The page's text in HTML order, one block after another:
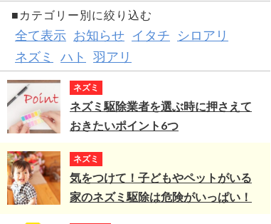
■カテゴリー別に絞り込む
全て表示 お知らせ イタチ シロアリ
ネズミ
ハト 羽アリ
ネズミ
ネズミ駆除業者を選ぶ時に押さえて
おきたいポイント6つ
ネズミ
気をつけて！子どもやペットがいる
家のネズミ駆除は危険がいっぱい！